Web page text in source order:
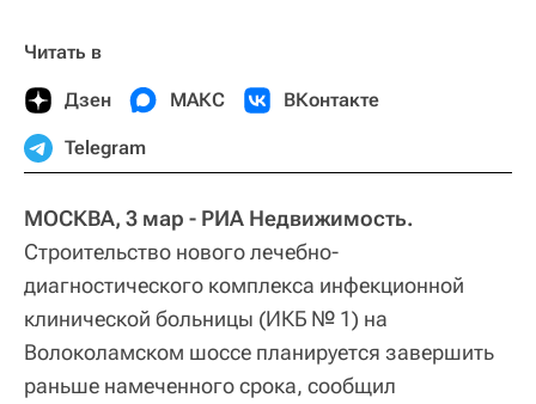
Читать в
Дзен МАКС ВКонтакте
Telegram
МОСКВА, 3 мар - РИА Недвижимость.
Строительство нового лечебно-
диагностического комплекса инфекционной
клинической больницы (ИКБ № 1) на
Волоколамском шоссе планируется завершить
раньше намеченного срока, сообщил